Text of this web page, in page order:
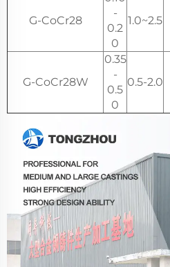
G-CoCr28
-
0.2
0
1.0~2.5
G-CoCr28W
0.35
-
0.5
0
0.5-2.0